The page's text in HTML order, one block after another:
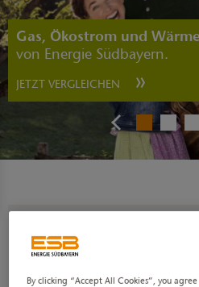
Gas, Ökostrom und Wärme
von Energie Südbayern.
JETZT VERGLEICHEN
By clicking “Accept All Cookies”, you